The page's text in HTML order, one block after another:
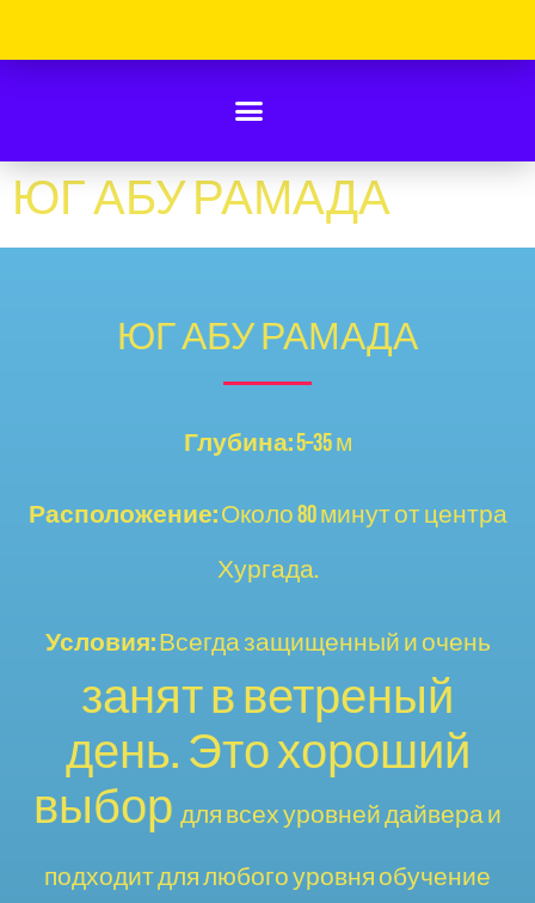
ЮГ АБУ РАМАДА
ЮГ АБУ РАМАДА
Глубина:5–35 м
Расположение:Около 80 минут от центра
Хургада.
Условия:Всегда защищенный и очень
занят в ветреный
день. Это хороший
выбор для всех уровней дайвера и
подходит для любого уровня обучение